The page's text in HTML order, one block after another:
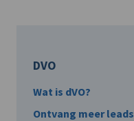
DVO
Wat is dVO?
Ontvang meer leads